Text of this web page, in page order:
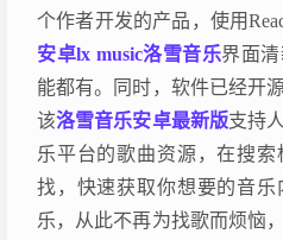
个作者开发的产品，使用
安卓lx music洛雪音乐界面
能都有。同时，软件已经开
该洛雪音乐安卓最新版支持
乐平台的歌曲资源，在搜
找，快速获取你想要的音
乐，从此不再为找歌而烦恼